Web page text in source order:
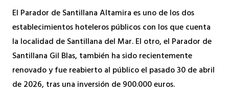
El Parador de Santillana Altamira es uno de los dos
establecimientos hoteleros públicos con los que cuenta
la localidad de Santillana del Mar. El otro, el Parador de
Santillana Gil Blas, también ha sido recientemente
renovado y fue reabierto al público el pasado 30 de abril
de 2026, tras una inversión de 900.000 euros.